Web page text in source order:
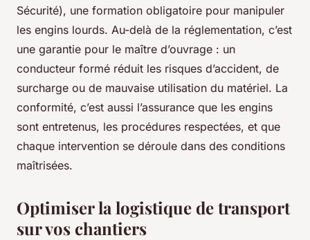
Sécurité), une formation obligatoire pour manipuler
les engins lourds. Au-delà de la réglementation, c’est
une garantie pour le maître d’ouvrage : un
conducteur formé réduit les risques d’accident, de
surcharge ou de mauvaise utilisation du matériel. La
conformité, c’est aussi l’assurance que les engins
sont entretenus, les procédures respectées, et que
chaque intervention se déroule dans des conditions
maîtrisées.
Optimiser la logistique de transport
sur vos chantiers